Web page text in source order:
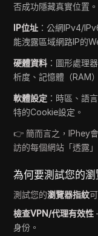
否成功隱藏真實位置。
IP位址 ：公網IPv4/
能洩露區域網路IP的
硬體資料 ：圖形處理
析度、記憶體（RAM
軟體設定 ：時區、語
特的Cookie設定。
👉 簡而言之，IPhey
訪的每個網站「透露
為何要測試您的瀏
測試您的瀏覽器指紋
檢查VPN/代理有效性
身份。